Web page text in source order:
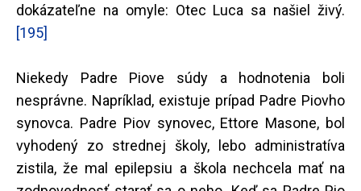
dokázateľne na omyle: Otec Luca sa našiel živý.
[195]
Niekedy Padre Piove súdy a hodnotenia boli
nesprávne. Napríklad, existuje prípad Padre Piovho
synovca. Padre Piov synovec, Ettore Masone, bol
vyhodený zo strednej školy, lebo administratíva
zistila, že mal epilepsiu a škola nechcela mať na